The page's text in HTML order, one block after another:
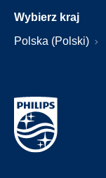
Wybierz kraj
Polska (Polski)